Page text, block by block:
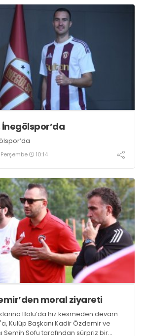
10:14
moral ziyareti
Bolu’da hız kesmeden devam
Kulüp Başkanı Kadir Özdemir ve
Semih Sofu tarafından sürpriz bir